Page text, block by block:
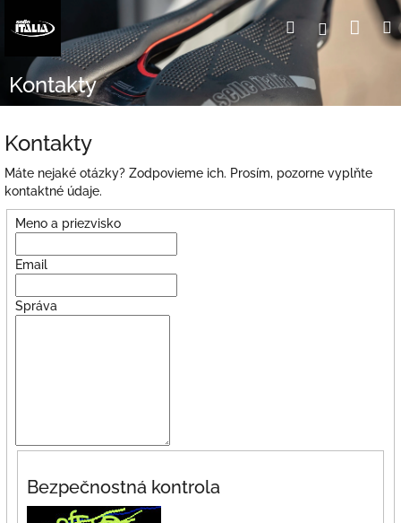
Hľadať
Kontakty
Kontakty
Máte nejaké otázky? Zodpovieme ich. Prosím, pozorne vyplňte
kontaktné údaje.
Meno a priezvisko
Email
Správa
Bezpečnostná kontrola